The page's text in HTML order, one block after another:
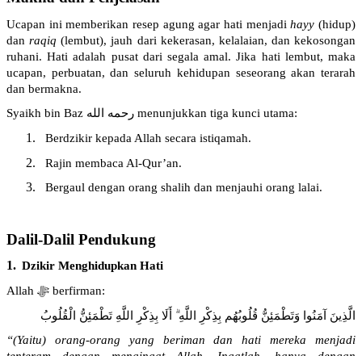
Ucapan ini memberikan resep agung agarhati menjadi hayy (hidup)
danraqiq (lembut),jauh dari kekerasan, kelalaian, dan kekosongan
ruhani. Hatiadalah pusat dari segala amal. Jika hati lembut,maka
ucapan, perbuatan, danseluruh kehidupan seseorang akan terarah
dan bermakna.
Syaikh bin Baz رحمه الله menunjukkan tiga kunci utama:
1. Berdzikir kepada Allah secara istiqamah.
2. Rajin membaca Al-Qur’an.
3. Bergaul dengan orang shalih dan menjauhi orang lalai.
Dalil-Dalil Pendukung
1. Dzikir MenghidupkanHati
Allah ﷻ berfirman:
الَّذِينَ آمَنُوا وَتَطْمَئِنُّ قُلُوبُهُم بِذِكْرِ اللَّهِ ۗ أَلَا بِذِكْرِ اللَّهِ تَطْمَئِنُّ الْقُلُوبُ
“(Yaitu) orang-orang yang beriman danhati mereka
menjadi